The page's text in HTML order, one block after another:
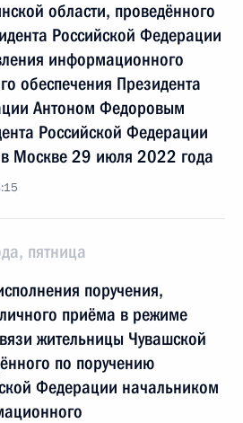
области, проведённого
Российской Федерации
информационного
обеспечения Президента
Антоном Федоровым
Российской Федерации
Москве 29 июля 2022 года
пятница
поручения,
приёма в режиме
жительницы Чувашской
по поручению
Федерации начальником